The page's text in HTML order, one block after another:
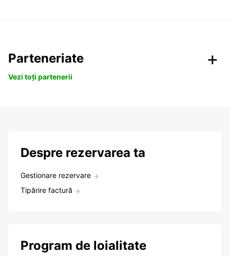
Parteneriate
Vezi toți partenerii
Despre rezervarea ta
Gestionare rezervare
Tipărire factură
Program de loialitate